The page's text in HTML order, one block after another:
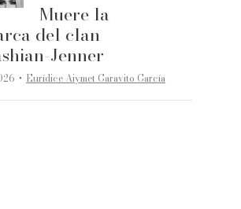
Muere la
del clan
Jenner
·Eurídice Aiymet Garavito García